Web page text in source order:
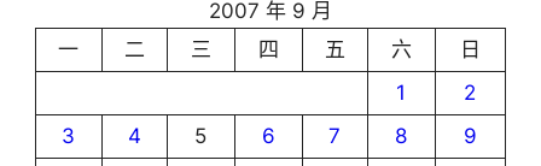
2007 年 9 月
一
二 三 四 五 六
日
1
2
3
4 5 6 7 8
9